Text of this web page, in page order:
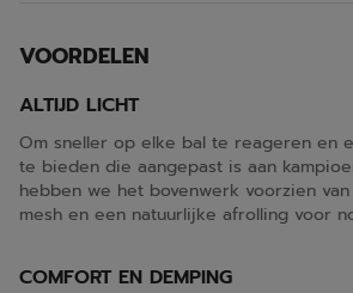
VOORDELEN
ALTIJD LICHT
Om sneller op elke bal te reageren en
te bieden die aangepast is aan
hebben we het bovenwerk voorzien
mesh en een natuurlijke afrolling voor
COMFORT EN DEMPING